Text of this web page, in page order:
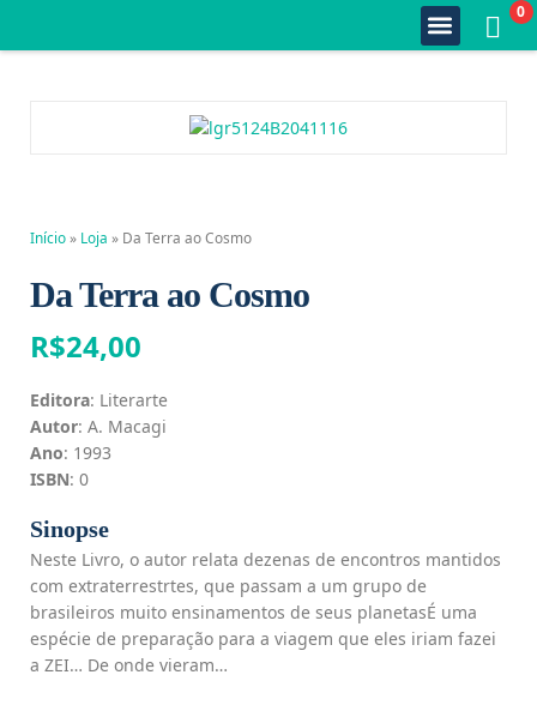
0
Início» Loja » Da Terra ao Cosmo
Da Terra ao Cosmo
R$24,00
Editora: Literarte
Autor: A. Macagi
Ano: 1993
ISBN: 0
Sinopse
Neste Livro, o autor relata dezenas de encontros mantidos
com extraterrestrtes, que passam a um grupo de
brasileiros muito ensinamentos de seus planetasÉ uma
espécie de preparação para a viagem que eles iriam fazei
a ZEI… De onde vieram…